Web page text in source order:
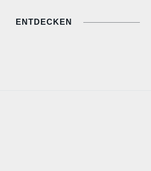
ENTDECKEN